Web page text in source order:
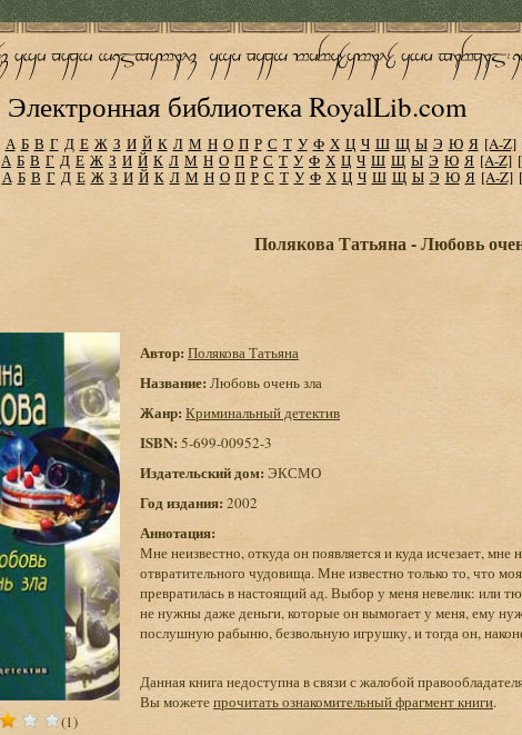
Электронная библиотека RoyalLib.com
А Б В Г Д Е Ж З И Й К Л М Н О П Р С Т У Ф Х Ц Ч Ш Щ Ы Э Ю Я [A-Z]
А Б В Г Д Е Ж З И Й К Л М Н О П Р С Т У Ф Х Ц Ч Ш Щ Ы Э Ю Я [A-Z]
А Б В Г Д Е Ж З И Й К Л М Н О П Р С Т У Ф Х Ц Ч Ш Щ Ы Э Ю Я [A-Z]
Полякова Татьяна - Любовь
(1)
Автор: Полякова Татьяна
Название: Любовь очень зла
Жанр: Криминальный детектив
ISBN: 5-699-00952-3
Издательский дом: ЭКСМО
Год издания: 2002
Аннотация:
Мне неизвестно, откуда он появляется и куда исчезает,
отвратительного чудовища. Мне известно только то, что
превратилась в настоящий ад. Выбор у меня невелик: или
не нужны даже деньги, которые он вымогает у меня, ему
послушную рабыню, безвольную игрушку, и тогда он,
Данная книга недоступна в связи с жалобой
Вы можетепрочитать ознакомительный фрагмент книги.